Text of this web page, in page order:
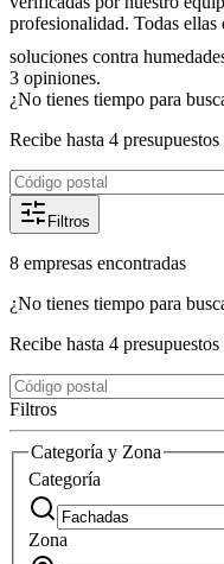
profesionalidad. Todas ellas
soluciones contra
3 opiniones.
¿No tienes tiempo para
Recibe hasta 4 presupuestos
Filtros
8 empresas encontradas
¿No tienes tiempo para
Recibe hasta 4 presupuestos
Filtros
Categoría y Zona
Categoría
Zona